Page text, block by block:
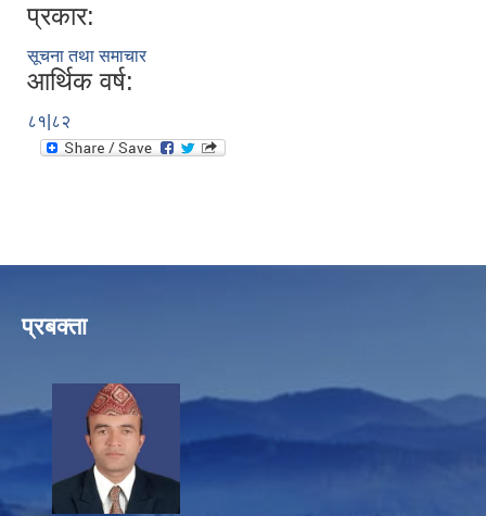
प्रकार:
सूचना तथा समाचार
आर्थिक वर्ष:
८१|८२
प्रबक्ता